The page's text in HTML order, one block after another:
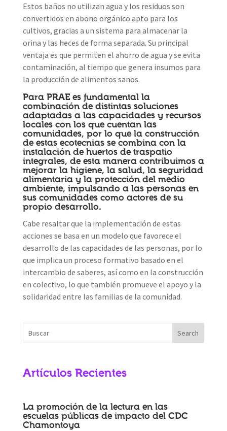
Estos baños no utilizan agua y los residuos son
convertidos en abono orgánico apto para los
cultivos, gracias a un sistema para almacenar la
orina y las heces de forma separada. Su principal
ventaja es que permiten el ahorro de agua y se evita
contaminación, al tiempo que genera insumos para
la producción de alimentos sanos.
Para PRAE es fundamental la
combinación de distintas soluciones
adaptadas a las capacidades y recursos
locales con los que cuentan las
comunidades, por lo que la construcción
de estas ecotecnias se combina con la
instalación de huertos de traspatio
integrales, de esta manera contribuimos a
mejorar la higiene, la salud, la seguridad
alimentaria y la protección del medio
ambiente, impulsando a las personas en
sus comunidades como actores de su
propio desarrollo.
Cabe resaltar que la implementación de estas
acciones se basa en un modelo que favorece el
desarrollo de las capacidades de las personas, por lo
que implica un proceso formativo basado en el
intercambio de saberes, así como en la construcción
en colectivo, lo que también promueve el apoyo y la
solidaridad entre las familias de la comunidad.
Artículos Recientes
La promoción de la lectura en las
escuelas públicas de impacto del CDC
Chamontoya